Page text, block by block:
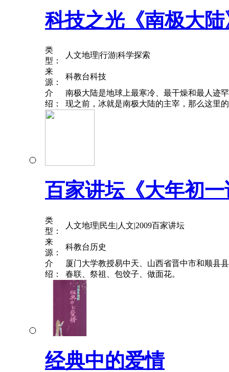
科技之光《南极大陆
类
型：
人文地理|行游|科学探索
来
源：
科教台科技
介
绍：
南极大陆是地球上最寒冷、最干燥和最人迹
现之前，冰就是南极大陆的主宰，那么这里
百家讲坛《大年初
类
型：
人文地理|民生|人文|2009百家讲坛
来
源：
科教台历史
介
绍：
厦门大学教授易中天、山西省晋中市和顺县
春联、祭祖、包饺子、做面花。
经典中的爱情